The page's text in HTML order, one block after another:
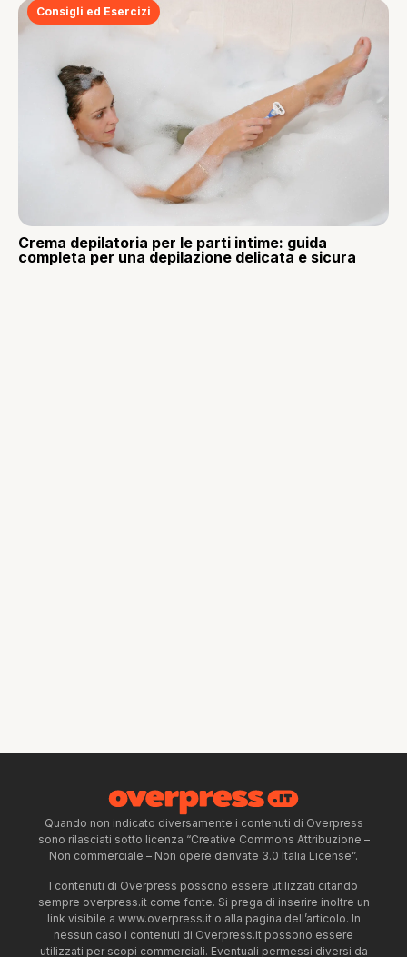
Consigli ed Esercizi
Crema depilatoria per le parti intime: guida
completa per una depilazione delicata e sicura
Quando non indicato diversamente i contenuti di Overpress
sono rilasciati sotto licenza “Creative Commons Attribuzione –
Non commerciale – Non opere derivate 3.0 Italia License”.
I contenuti di Overpress possono essere utilizzati citando
sempre overpress.it come fonte. Si prega di inserire inoltre un
link visibile a www.overpress.it o alla pagina dell’articolo. In
nessun caso i contenuti di Overpress.it possono essere
utilizzati per scopi commerciali. Eventuali permessi diversi da